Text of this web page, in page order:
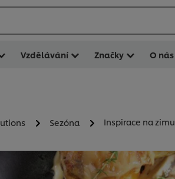
Vzdělávání Značky O nás
Sezóna Inspirace na zimu